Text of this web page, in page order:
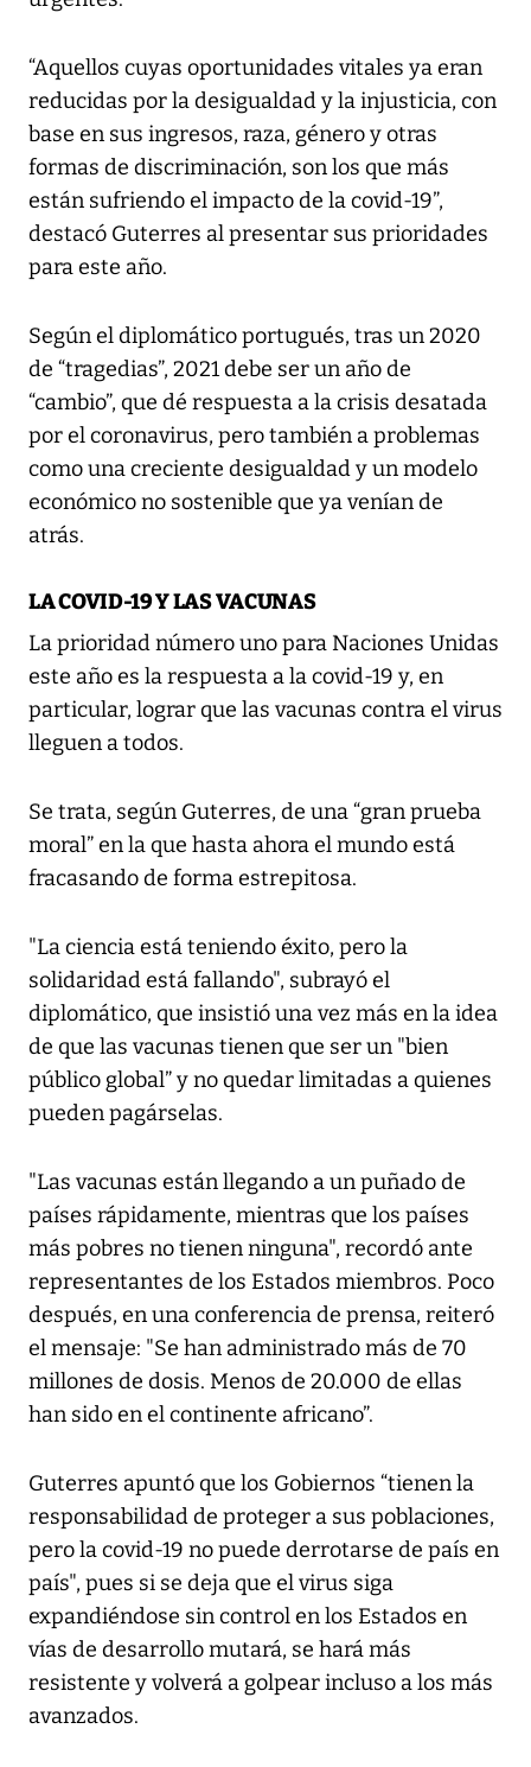
“Aquellos cuyas oportunidades vitales ya eran
reducidas por la desigualdad y la injusticia, con
base en sus ingresos, raza, género y otras
formas de discriminación, son los que más
están sufriendo el impacto de la covid-19”,
destacó Guterres al presentar sus prioridades
para este año.
Según el diplomático portugués, tras un 2020
de “tragedias”, 2021 debe ser un año de
“cambio”, que dé respuesta a la crisis desatada
por el coronavirus, pero también a problemas
como una creciente desigualdad y un modelo
económico no sostenible que ya venían de
atrás.
LA COVID-19 Y LAS VACUNAS
La prioridad número uno para Naciones Unidas
este año es la respuesta a la covid-19 y, en
particular, lograr que las vacunas contra el virus
lleguen a todos.
Se trata, según Guterres, de una “gran prueba
moral” en la que hasta ahora el mundo está
fracasando de forma estrepitosa.
"La ciencia está teniendo éxito, pero la
solidaridad está fallando", subrayó el
diplomático, que insistió una vez más en la idea
de que las vacunas tienen que ser un "bien
público global” y no quedar limitadas a quienes
pueden pagárselas.
"Las vacunas están llegando a un puñado de
países rápidamente, mientras que los países
más pobres no tienen ninguna", recordó ante
representantes de los Estados miembros. Poco
después, en una conferencia de prensa, reiteró
el mensaje: "Se han administrado más de 70
millones de dosis. Menos de 20.000 de ellas
han sido en el continente africano”.
Guterres apuntó que los Gobiernos “tienen la
responsabilidad de proteger a sus poblaciones,
pero la covid-19 no puede derrotarse de país en
país", pues si se deja que el virus siga
expandiéndose sin control en los Estados en
vías de desarrollo mutará, se hará más
resistente y volverá a golpear incluso a los más
avanzados.